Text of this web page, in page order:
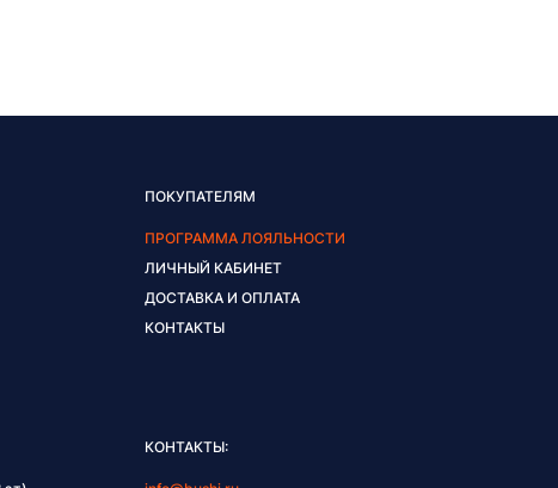
ПОКУПАТЕЛЯМ
ПРОГРАММА ЛОЯЛЬНОСТИ
ЛИЧНЫЙ КАБИНЕТ
ДОСТАВКА И ОПЛАТА
КОНТАКТЫ
КОНТАКТЫ: